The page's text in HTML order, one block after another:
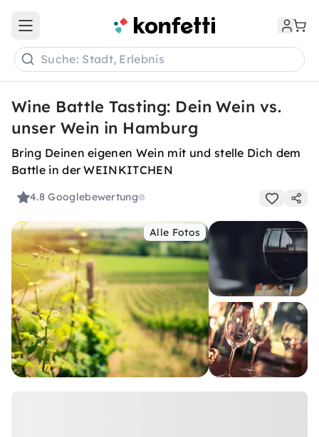
Open main menu
Suche: Stadt, Erlebnis
Wine Battle Tasting: Dein Wein vs.
unser Wein in Hamburg
Bring Deinen eigenen Wein mit und stelle Dich dem
Battle in der WEINKITCHEN
4.8Googlebewertung
Alle Fotos